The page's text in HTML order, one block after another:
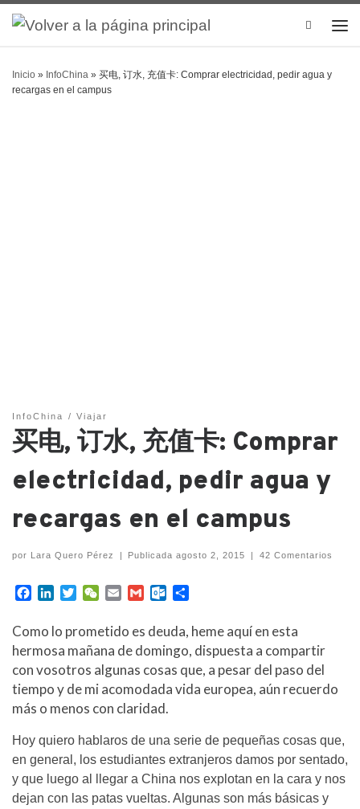
Search
Inicio » InfoChina » 买电, 订水, 充值卡: Comprar electricidad, pedir agua y
recargas en el campus
InfoChina Viajar
买电, 订水, 充值卡: Comprar
electricidad, pedir agua y
recargas en el campus
por Lara Quero Pérez Publicadaagosto 2, 2015 42 Comentarios
e
b
o
o
k
k
e
d
n
t
e
r
W
C
h
a
t
i
l
G
l
O
l
o
o
k
o
m
p
a
r
t
Como lo prometido es deuda, heme aquí en esta
hermosa mañana de domingo, dispuesta a compartir
con vosotros algunas cosas que, a pesar del paso del
tiempo y de mi acomodada vida europea, aún recuerdo
más o menos con claridad.
Hoy quiero hablaros de una serie de pequeñas cosas que,
en general, los estudiantes extranjeros damos por sentado,
y que luego al llegar a China nos explotan en la cara y nos
dejan con las patas vueltas. Algunas son más básicas y